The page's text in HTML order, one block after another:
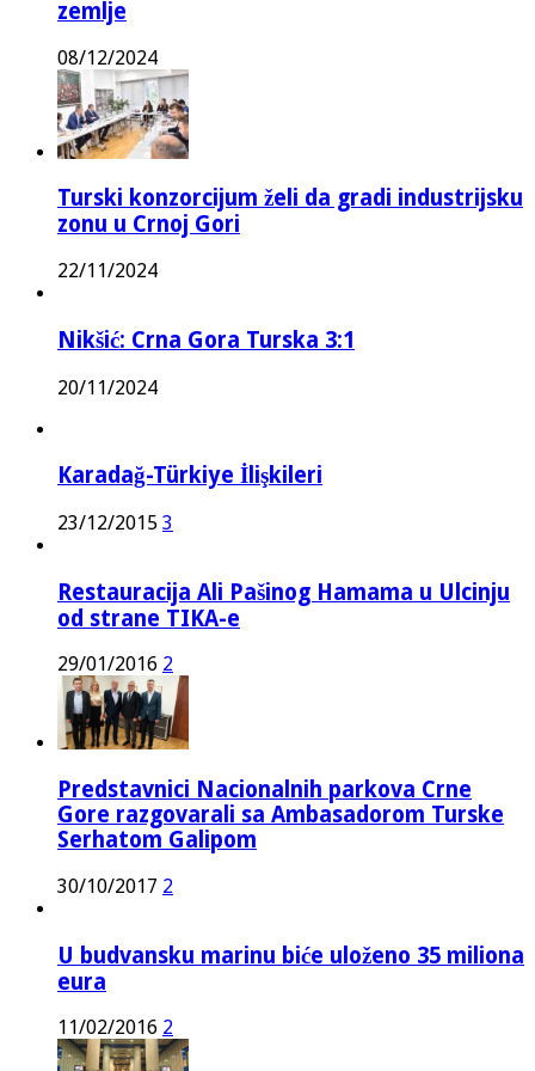
zemlje
08/12/2024
Turski konzorcijum želi da gradi industrijsku
zonu u Crnoj Gori
22/11/2024
Nikšić: Crna Gora Turska 3:1
20/11/2024
Karadağ-Türkiye İlişkileri
23/12/2015 3
Restauracija Ali Pašinog Hamama u Ulcinju
od strane TIKA-e
29/01/2016 2
Predstavnici Nacionalnih parkova Crne
Gore razgovarali sa Ambasadorom Turske
Serhatom Galipom
30/10/2017 2
U budvansku marinu biće uloženo 35 miliona
eura
11/02/2016 2